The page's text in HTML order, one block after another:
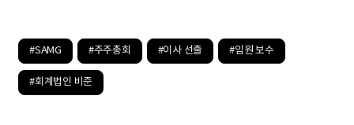
#SAMG #주주총회 #이사 선출 #임원 보수
#회계법인 비준